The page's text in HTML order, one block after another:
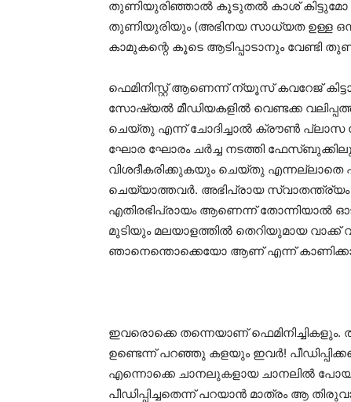
തുണിയുരിഞ്ഞാൽ കൂടുതൽ കാശ് കിട്ടുമോ
തുണിയുരിയും (അഭിനയ സാധ്യത ഉള്ള
കാമുകന്റെ കൂടെ ആടിപ്പാടാനും വേണ്ടി
ഫെമിനിസ്റ്റ് ആണെന്ന് ന്യൂസ് കവറേജ്
സോഷ്യൽ മീഡിയകളിൽ വെണ്ടക്ക
ചെയ്തു എന്ന് ചോദിച്ചാൽ ക്രൗൺ പ്ലാസ
ഘോര ഘോരം ചർച്ച നടത്തി ഫേസ്ബുക്കിലും
വിശദീകരിക്കുകയും ചെയ്തു
ചെയ്യാത്തവർ. അഭിപ്രായ സ്വാതന്ത്ര്യം
എതിരഭിപ്രായം ആണെന്ന് തോന്നിയാൽ
മുടിയും മലയാളത്തിൽ തെറിയുമായ വാക്ക്
ഞാനെന്തൊക്കെയോ ആണ് എന്ന്
ഇവരൊക്കെ തന്നെയാണ് ഫെമിനിച്ചികളും.
ഉണ്ടെന്ന് പറഞ്ഞു കളയും ഇവർ!
എന്നൊക്കെ ചാനലുകളായ ചാനലിൽ
പീഡിപ്പിച്ചതെന്ന് പറയാൻ മാത്രം ആ